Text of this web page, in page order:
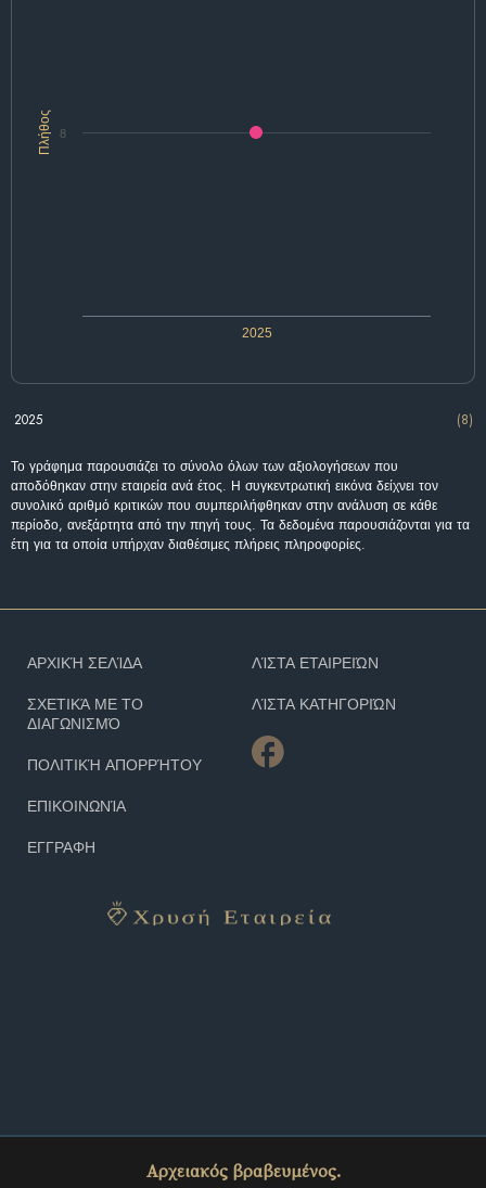
Πλήθος
2025
8
2025 (8)
Το γράφημα παρουσιάζει το σύνολο όλων των αξιολογήσεων που
αποδόθηκαν στην εταιρεία ανά έτος. Η συγκεντρωτική εικόνα δείχνει τον
συνολικό αριθμό κριτικών που συμπεριλήφθηκαν στην ανάλυση σε κάθε
περίοδο, ανεξάρτητα από την πηγή τους. Τα δεδομένα παρουσιάζονται για τα
έτη για τα οποία υπήρχαν διαθέσιμες πλήρεις πληροφορίες.
Αρχειακός βραβευμένος.
ΑΡΧΙΚΉ ΣΕΛΊΔΑ
ΣΧΕΤΙΚΆ ΜΕ ΤΟ
ΔΙΑΓΩΝΙΣΜΌ
ΠΟΛΙΤΙΚΉ ΑΠΟΡΡΉΤΟΥ
ΕΠΙΚΟΙΝΩΝΊΑ
ΕΓΓΡΑΦΗ
ΛΊΣΤΑ ΕΤΑΙΡΕΙΏΝ
ΛΊΣΤΑ ΚΑΤΗΓΟΡΙΏΝ